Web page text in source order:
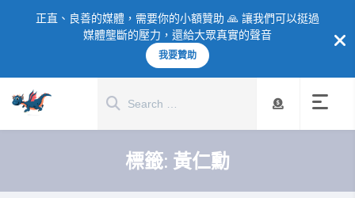
正直、良善的媒體，需要你的小額贊助 🙏 讓我們可以挺過
媒體壟斷的壓力，還給大眾真實的聲音
我要贊助
標籤: 黃仁勳